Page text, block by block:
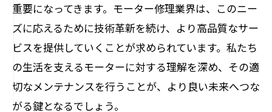
重要になってきます。モーター修理業界は、このニー
ズに応えるために技術革新を続け、より高品質なサー
ビスを提供していくことが求められています。私たち
の生活を支えるモーターに対する理解を深め、その適
切なメンテナンスを行うことが、より良い未来へつな
がる鍵となるでしょう。